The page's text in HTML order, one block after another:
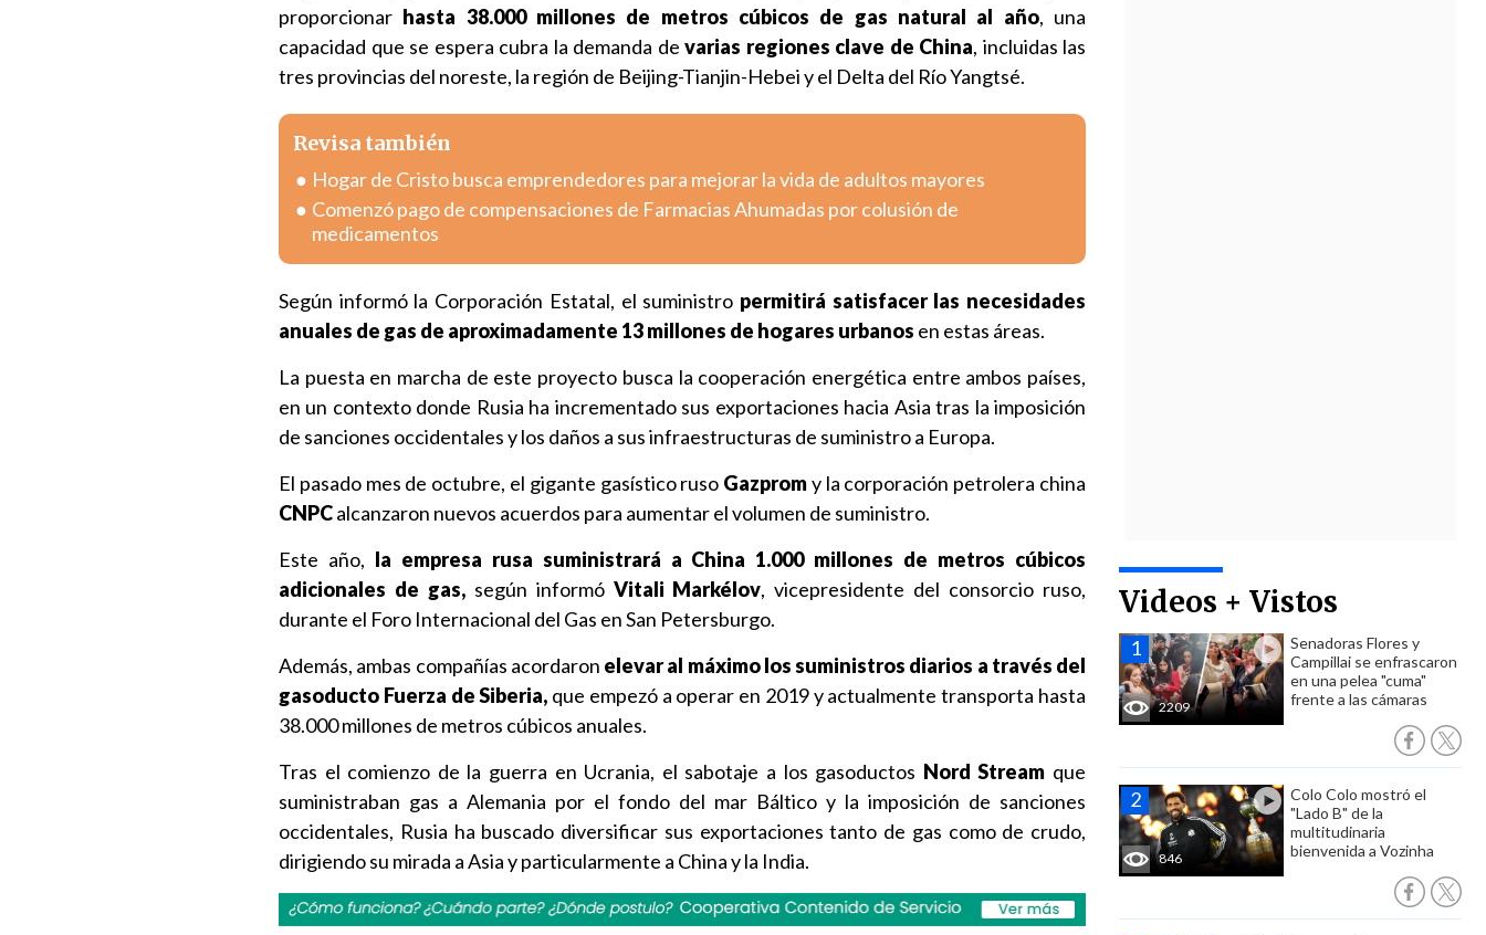
Videos + Vistos
2209
Senadoras Flores y
Campillai se enfrascaron
en una pelea "cuma"
frente a las cámaras
846
Colo Colo mostró el
"Lado B" de la
multitudinaria
bienvenida a Vozinha
proporcionar hasta 38.000 millones de metros cúbicos de gas natural al año, una
capacidad que se espera cubra la demanda de varias regiones clave de China, incluidas las
tres provincias del noreste, la región de Beijing-Tianjin-Hebei y el Delta del Río Yangtsé.
Revisa también
Hogar de Cristo busca emprendedores para mejorar la vida de adultos mayores
Comenzó pago de compensaciones de Farmacias Ahumadas por colusión de
medicamentos
Según informó la Corporación Estatal, el suministro permitirá satisfacer las necesidades
anuales de gas de aproximadamente 13 millones de hogares urbanos en estas áreas.
La puesta en marcha de este proyecto busca la cooperación energética entre ambos países,
en un contexto donde Rusia ha incrementado sus exportaciones hacia Asia tras la imposición
de sanciones occidentales y los daños a sus infraestructuras de suministro a Europa.
El pasado mes de octubre, el gigante gasístico ruso Gazpromy la corporación petrolera china
CNPCalcanzaron nuevos acuerdos para aumentar el volumen de suministro.
Este año, la empresa rusa suministrará a China 1.000 millones de metros cúbicos
adicionales de gas,según informó Vitali Markélov, vicepresidente del consorcio ruso,
durante el Foro Internacional del Gas en San Petersburgo.
Además, ambas compañías acordaron elevar al máximo los suministros diarios a través del
gasoducto Fuerza de Siberia, que empezó a operar en 2019 y actualmente transporta hasta
38.000 millones de metros cúbicos anuales.
Tras el comienzo de la guerra en Ucrania, el sabotaje a los gasoductos Nord Stream que
suministraban gas a Alemania por el fondo del mar Báltico y la imposición de sanciones
occidentales, Rusia ha buscado diversificar sus exportaciones tanto de gas como de crudo,
dirigiendo su mirada a Asia y particularmente a China y la India.